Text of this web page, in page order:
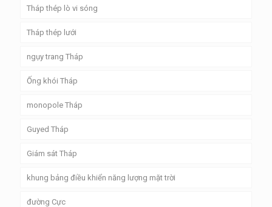
Tháp thép lò vi sóng
Tháp thép lưới
ngụy trang Tháp
Ống khói Tháp
monopole Tháp
Guyed Tháp
Giám sát Tháp
khung bảng điều khiển năng lượng mặt trời
đường Cực